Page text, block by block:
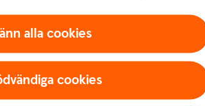
kraftigt så har
till bland annat
alla cookies
cookies